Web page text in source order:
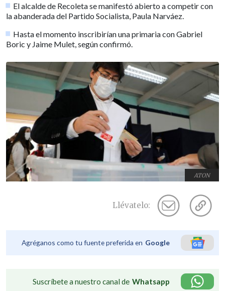
El alcalde de Recoleta se manifestó abierto a competir con
la abanderada del Partido Socialista, Paula Narváez.
Hasta el momento inscribirían una primaria con Gabriel
Boric y Jaime Mulet, según confirmó.
ATON
Llévatelo:
Agréganos como tu fuente preferida en Google
Suscríbete a nuestro canal de Whatsapp